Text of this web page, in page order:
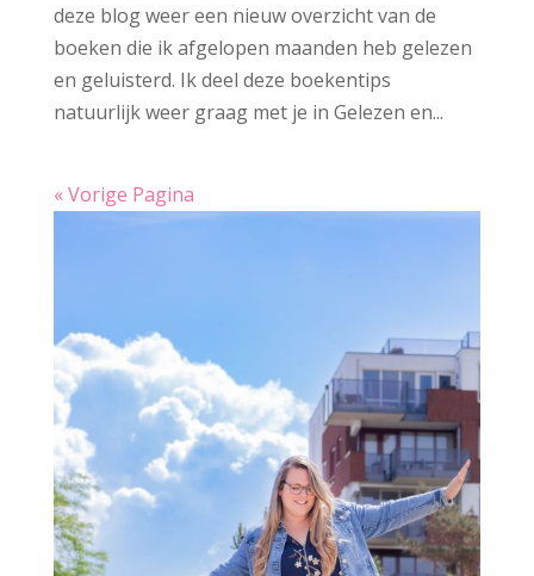
deze blog weer een nieuw overzicht van de
boeken die ik afgelopen maanden heb gelezen
en geluisterd. Ik deel deze boekentips
natuurlijk weer graag met je in Gelezen en...
« Vorige Pagina